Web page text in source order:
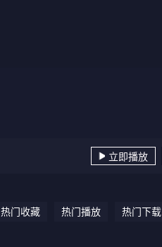
立即播放
热门收藏 热门播放 热门下载